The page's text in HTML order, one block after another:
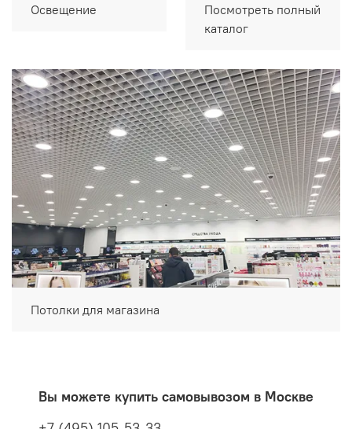
Освещение
Посмотреть полный
каталог
Потолки для магазина
Вы можете купить самовывозом в Москве